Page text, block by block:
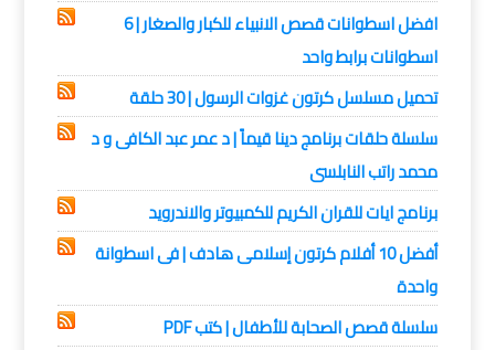
افضل اسطوانات قصص الانبياء للكبار والصغار | 6
اسطوانات برابط واحد
تحميل مسلسل كرتون غزوات الرسول | 30 حلقة
سلسلة حلقات برنامج دينا قيماً | د عمر عبد الكافى و د
محمد راتب النابلسى
برنامج ايات للقران الكريم للكمبيوتر والاندرويد
أفضل 10 أفلام كرتون إسلامى هادف | فى اسطوانة
واحدة
سلسلة قصص الصحابة للأطفال | كتب PDF